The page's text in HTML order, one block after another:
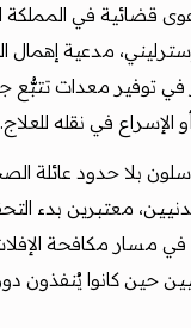
قضائية في المملكة
إسترليني، مدعية
توفير معدات تتبُّع
في نقله للعلاج.
بلا حدود عائلة
معتبرين بدء
مسار مكافحة
حين كانوا يُنفذون